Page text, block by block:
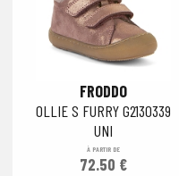
FRODDO
OLLIE S FURRY G2130339
UNI
À PARTIR DE
72.50 €